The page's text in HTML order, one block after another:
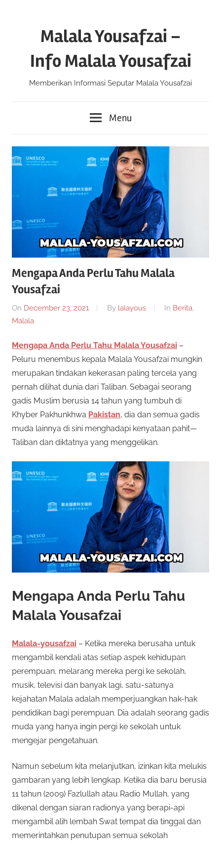
Malala Yousafzai –
Info Malala Yousafzai
Memberikan Informasi Seputar Malala Yousafzai
Menu
Mengapa Anda Perlu Tahu Malala
Yousafzai
On December 23, 2021 By lalayous In Berita,
Malala
Mengapa Anda Perlu Tahu Malala Yousafzai –
Peluru menembus kepala Malala Yousafzai mungkin
merupakan tindakan kekerasan paling tercela yang
pernah dilihat dunia dari Taliban. Sebagai seorang
gadis Muslim berusia 14 tahun yang tumbuh di
Khyber Pakhunkhwa Pakistan, dia dan semua gadis
muda lainnya di sini menghadapi kenyataan pahit—
Taliban dan diktatnya yang menggelikan.
Mengapa Anda Perlu Tahu
Malala Yousafzai
Malala-yousafzai – Ketika mereka berusaha untuk
mengambil kendali atas setiap aspek kehidupan
perempuan, melarang mereka pergi ke sekolah,
musik, televisi dan banyak lagi, satu-satunya
kejahatan Malala adalah memperjuangkan hak-hak
pendidikan bagi perempuan. Dia adalah seorang gadis
muda yang hanya ingin pergi ke sekolah untuk
mengejar pengetahuan.
Namun sebelum kita melanjutkan, izinkan kita melukis
gambaran yang lebih lengkap. Ketika dia baru berusia
11 tahun (2009) Fazlullah atau Radio Mullah, yang
dikenal dengan siaran radionya yang berapi-api
mengambil alih lembah Swat tempat dia tinggal dan
memerintahkan penutupan semua sekolah